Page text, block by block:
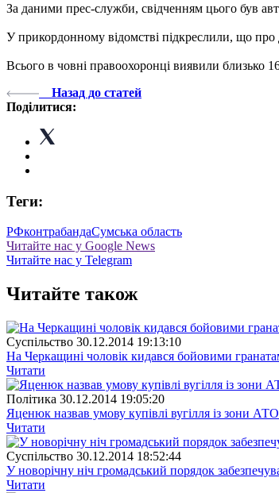
За даними прес-служби, свідченням цього був
У прикордонному відомстві підкреслили, що
Всього в човні правоохоронці виявили близько
Назад до статей
Поділитися:
Теги:
РФконтрабандаСумська область
Читайте нас у Google News
Читайте нас у Telegram
Читайте також
Суспiльство 30.12.2014 19:13:10
На Черкащині чоловік кидався бойовими
Читати
Полiтика 30.12.2014 19:05:20
Яценюк назвав умову купівлі вугілля із зони АТО
Читати
Суспiльство 30.12.2014 18:52:44
У новорічну ніч громадський порядок
Читати